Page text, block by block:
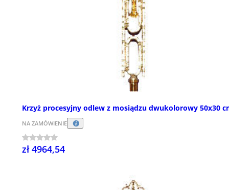
Krzyż procesyjny odlew z mosiądzu dwukolorowy 50x30
NA ZAMÓWIENIE
zł 4964,54